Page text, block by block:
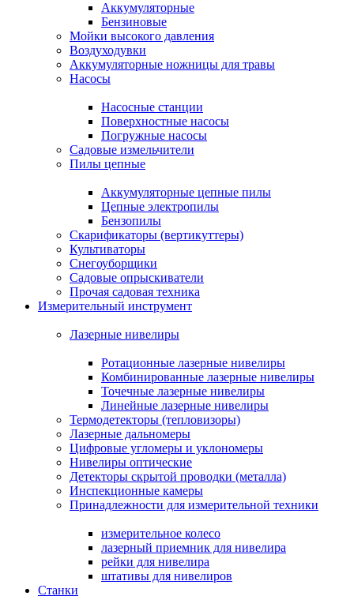
Аккумуляторные
Бензиновые
Мойки высокого давления
Воздуходувки
Аккумуляторные ножницы для травы
Насосы
Насосные станции
Поверхностные насосы
Погружные насосы
Садовые измельчители
Пилы цепные
Аккумуляторные цепные пилы
Цепные электропилы
Бензопилы
Скарификаторы (вертикуттеры)
Культиваторы
Снегоуборщики
Садовые опрыскиватели
Прочая садовая техника
Измерительный инструмент
Лазерные нивелиры
Ротационные лазерные нивелиры
Комбинированные лазерные нивелиры
Точечные лазерные нивелиры
Линейные лазерные нивелиры
Термодетекторы (тепловизоры)
Лазерные дальномеры
Цифровые угломеры и уклономеры
Нивелиры оптические
Детекторы скрытой проводки (металла)
Инспекционные камеры
Принадлежности для измерительной техники
измерительное колесо
лазерный приемник для нивелира
рейки для нивелира
штативы для нивелиров
Станки